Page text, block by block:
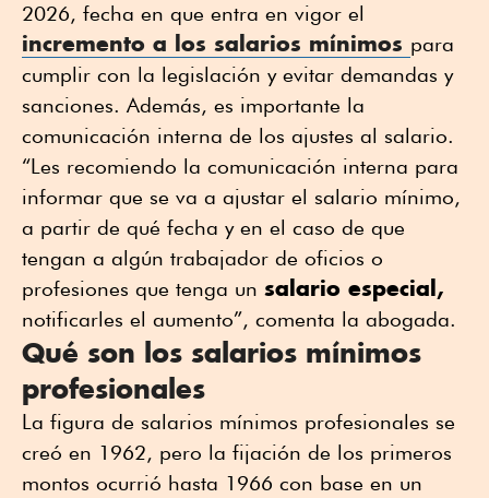
2026, fecha en que entra en vigor el
incremento a los salarios mínimos para
cumplir con la legislación y evitar demandas y
sanciones. Además, es importante la
comunicación interna de los ajustes al salario.
“Les recomiendo la comunicación interna para
informar que se va a ajustar el salario mínimo,
a partir de qué fecha y en el caso de que
tengan a algún trabajador de oficios o
profesiones que tenga un salario especial,
notificarles el aumento”, comenta la abogada.
Qué son los salarios mínimos
profesionales
La figura de salarios mínimos profesionales se
creó en 1962, pero la fijación de los primeros
montos ocurrió hasta 1966 con base en un